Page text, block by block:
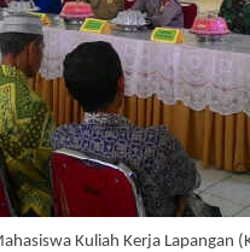
Kuliah Kerja Lapangan